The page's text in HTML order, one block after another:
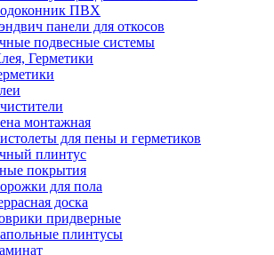
ПВХ
панели для откосов
подвесные системы
Герметики
монтажная
для пены и герметиков
плинтус
покрытия
для пола
доска
придверные
плинтусы